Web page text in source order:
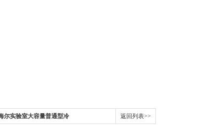
尔实验室大容量普通型冷 返回列表>>